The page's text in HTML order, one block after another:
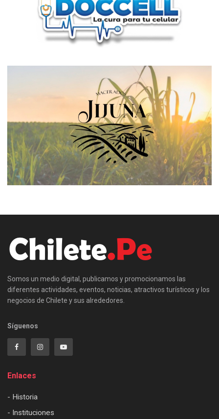
Somos un medio digital, publicamos y promocionamos las
diferentes actividades, eventos, noticias, atractivos turísticos y los
negocios de Chilete y sus alrededores.
Síguenos
Enlaces
- Historia
- Instituciones